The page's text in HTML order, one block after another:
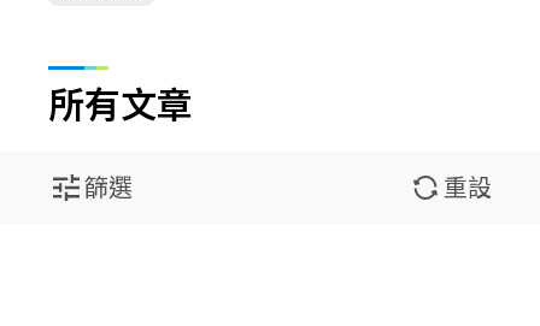
所有文章
篩選 重設